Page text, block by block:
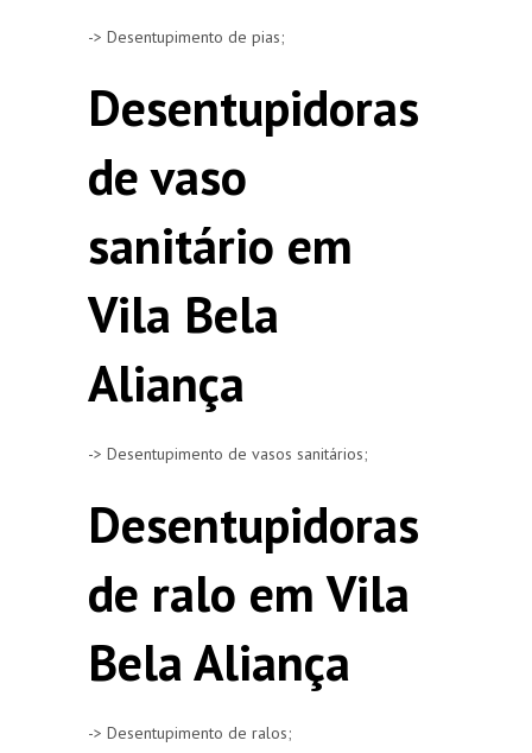
-> Desentupimento de pias;
Desentupidoras
de vaso
sanitário em
Vila Bela
Aliança
-> Desentupimento de vasos sanitários;
Desentupidoras
de ralo em Vila
Bela Aliança
-> Desentupimento de ralos;